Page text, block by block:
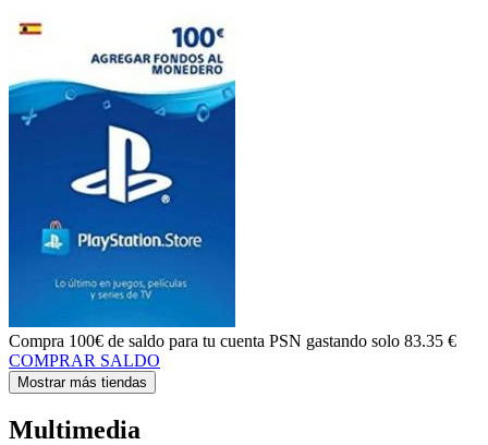
Compra 100€ de saldo para tu cuenta PSN gastando solo 83.35 €
COMPRAR SALDO
Mostrar más tiendas
Multimedia